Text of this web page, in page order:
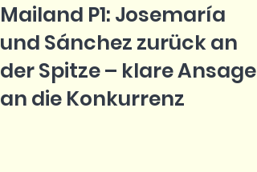
Mailand P1: Josemaría
und Sánchez zurück an
der Spitze – klare Ansage
an die Konkurrenz